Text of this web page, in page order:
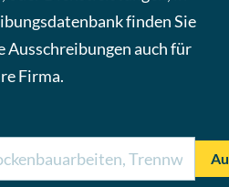
finden Sie
Ausschreibungen auch für
Firma.